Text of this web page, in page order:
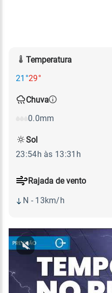
Temperatura
21°29°
Chuva
0.0mm
Rajada de vento
N - 13km/h
Sol
23:54h às 13:31h